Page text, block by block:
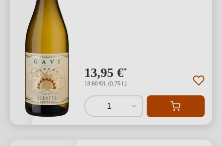
13,95 €*
18,60 €/L (0,75 L)
1